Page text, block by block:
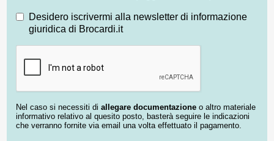
Desidero iscrivermi alla newsletter di informazione
giuridica di Brocardi.it
Nel caso si necessiti di allegare documentazione o altro materiale
informativo relativo al quesito posto, basterà seguire le indicazioni
che verranno fornite via email una volta effettuato il pagamento.